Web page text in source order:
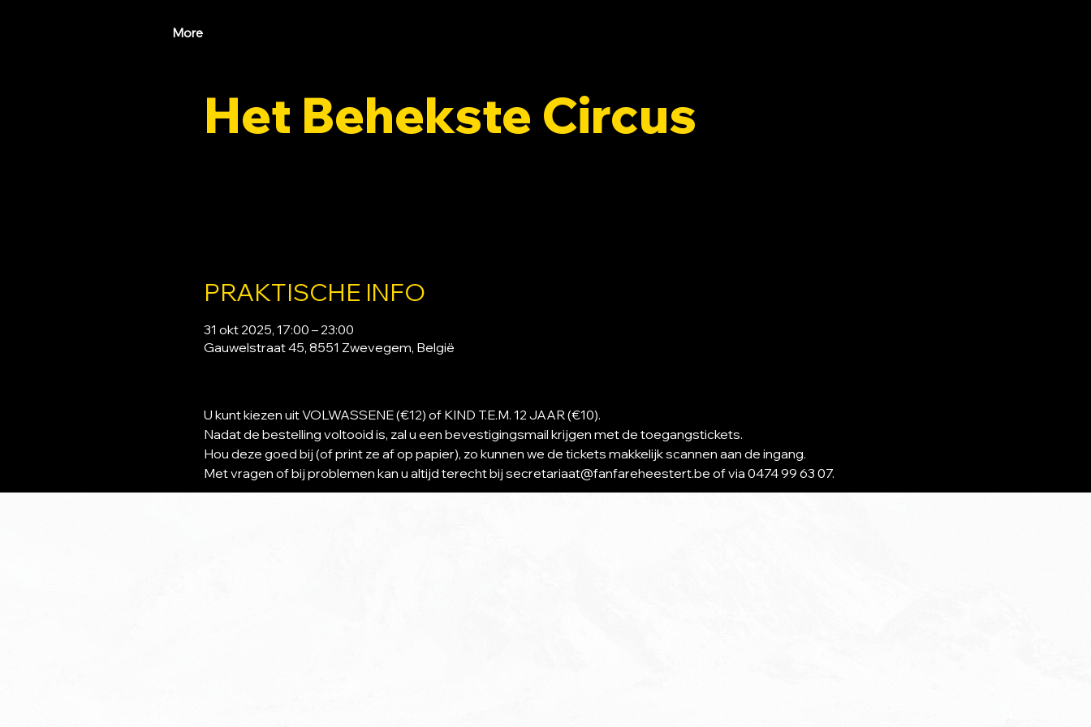
Het Behekste Circus
PRAKTISCHE INFO
31 okt 2025, 17:00 – 23:00
Gauwelstraat 45, 8551 Zwevegem, België
U kunt kiezen uit VOLWASSENE (€12) of KIND T.E.M. 12 JAAR (€10).
Nadat de bestelling voltooid is, zal u een bevestigingsmail krijgen met de toegangstickets.
Hou deze goed bij (of print ze af op papier), zo kunnen we de tickets makkelijk scannen aan de ingang.
Met vragen of bij problemen kan u altijd terecht bij secretariaat@fanfareheestert.be of via 0474 99 63 07.
More